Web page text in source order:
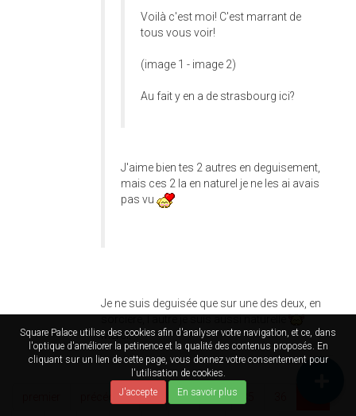
Square Palace utilise des cookies afin d'analyser votre navigation, et ce, dans
l'optique d'améliorer la petinence et la qualité des contenus proposés. En
cliquant sur un lien de cette page, vous donnez votre consentement pour
l'utilisation de cookies.
J'accepte
En savoir plus
Voilà c'est moi! C'est marrant de
tous vous voir!
(image 1 - image 2)
Au fait y en a de strasbourg ici?
J'aime bien tes 2 autres en deguisement,
mais ces 2 la en naturel je ne les ai avais
pas vu
Je ne suis deguisée que sur une des deux, en
Merci!
précédent … 33 34